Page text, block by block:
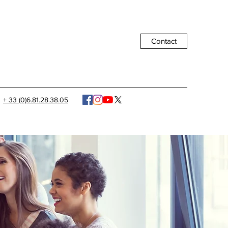
Contact
+ 33 (0)6.81.28.38.05